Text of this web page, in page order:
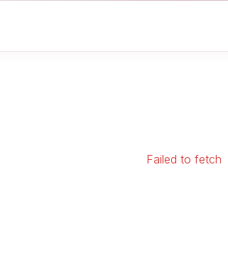
Failed to fetch